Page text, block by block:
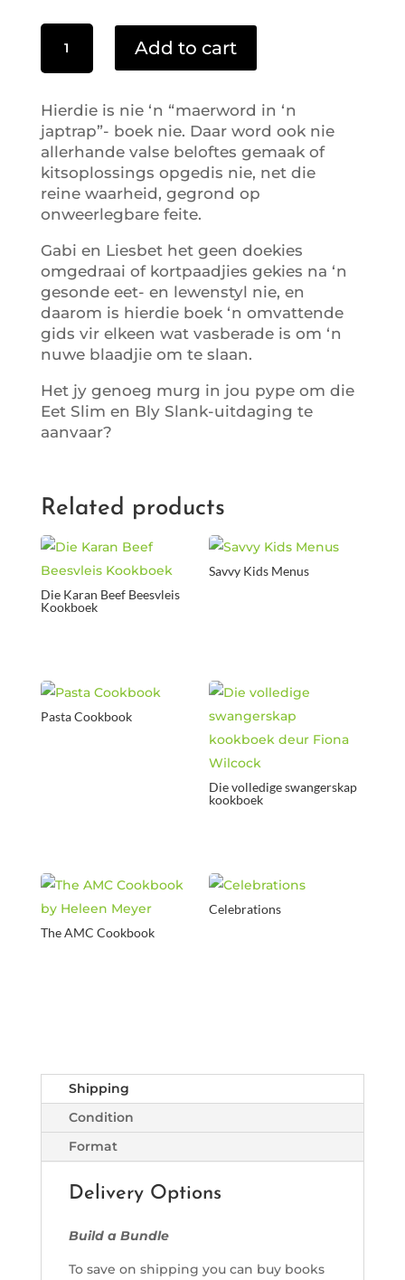
Eet
slim
en
slank
quantity
Add to cart
Hierdie is nie ‘n “maerword in ‘n
japtrap”- boek nie. Daar word ook nie
allerhande valse beloftes gemaak of
kitsoplossings opgedis nie, net die
reine waarheid, gegrond op
onweerlegbare feite.
Gabi en Liesbet het geen doekies
omgedraai of kortpaadjies gekies na ‘n
gesonde eet- en lewenstyl nie, en
daarom is hierdie boek ‘n omvattende
gids vir elkeen wat vasberade is om ‘n
nuwe blaadjie om te slaan.
Het jy genoeg murg in jou pype om die
Eet Slim en Bly Slank-uitdaging te
aanvaar?
Related products
Die Karan Beef Beesvleis
Kookboek
Savvy Kids Menus
Pasta Cookbook
Die volledige swangerskap
kookboek
The AMC Cookbook
Celebrations
Shipping
Condition
Format
Delivery Options
Build a Bundle
To save on shipping you can buy books